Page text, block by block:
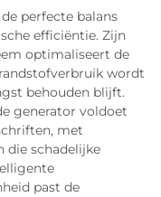
perfecte balans
efficiëntie. Zijn
optimaliseert de
wordt
behouden blijft.
generator voldoet
met
die schadelijke
past de